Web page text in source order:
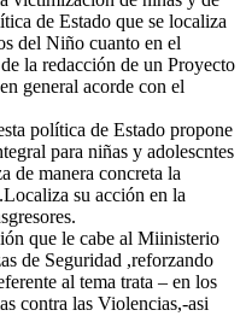
de Estado que se localiza
del Niño cuanto en el
la redacción de un Proyecto
general acorde con el
política de Estado propone
para niñas y adolescntes
de manera concreta la
su acción en la
que le cabe al Miinisterio
de Seguridad ,reforzando
al tema trata – en los
contra las Violencias,-asi